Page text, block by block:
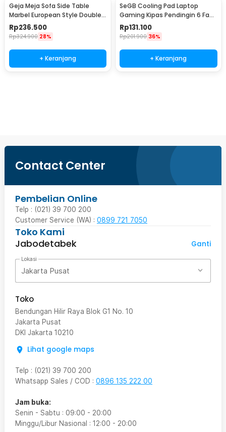
Geja Meja Sofa Side Table
Marbel European Style Double
Layer - H81
Rp236.500
Rp324.900 28%
+ Keranjang
SeGB Cooling Pad Laptop
Gaming Kipas Pendingin 6 Fan
17 Inch - S6
Rp131.100
Rp201.900 36%
+ Keranjang
Contact Center
Pembelian Online
Telp : (021) 39 700 200
Customer Service (WA) : 0899 721 7050
Toko Kami
Jabodetabek
Ganti
Lokasi
Jakarta Pusat
Toko
Bendungan Hilir Raya Blok G1 No. 10
Jakarta Pusat
DKI Jakarta 10210
Lihat google maps
Telp : (021) 39 700 200
Whatsapp Sales / COD : 0896 135 222 00
Jam buka:
Senin - Sabtu : 09:00 - 20:00
Minggu/Libur Nasional : 12:00 - 20:00